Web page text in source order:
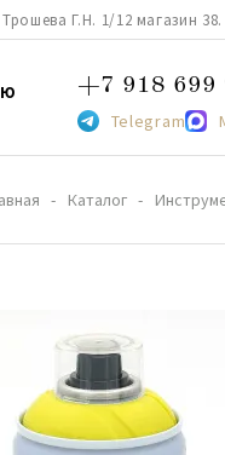
Г.Н. 1/12 магазин
+7 918 699
Telegram
Каталог